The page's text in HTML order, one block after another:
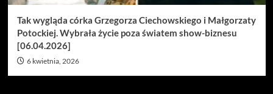
Tak wygląda córka Grzegorza Ciechowskiego i Małgorzaty
Potockiej. Wybrała życie poza światem show-biznesu
[06.04.2026]
6 kwietnia, 2026